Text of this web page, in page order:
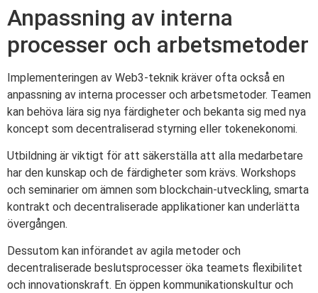
Anpassning av interna
processer och arbetsmetoder
Implementeringen av Web3-teknik kräver ofta också en
anpassning av interna processer och arbetsmetoder. Teamen
kan behöva lära sig nya färdigheter och bekanta sig med nya
koncept som decentraliserad styrning eller tokenekonomi.
Utbildning är viktigt för att säkerställa att alla medarbetare
har den kunskap och de färdigheter som krävs. Workshops
och seminarier om ämnen som blockchain-utveckling, smarta
kontrakt och decentraliserade applikationer kan underlätta
övergången.
Dessutom kan införandet av agila metoder och
decentraliserade beslutsprocesser öka teamets flexibilitet
och innovationskraft. En öppen kommunikationskultur och